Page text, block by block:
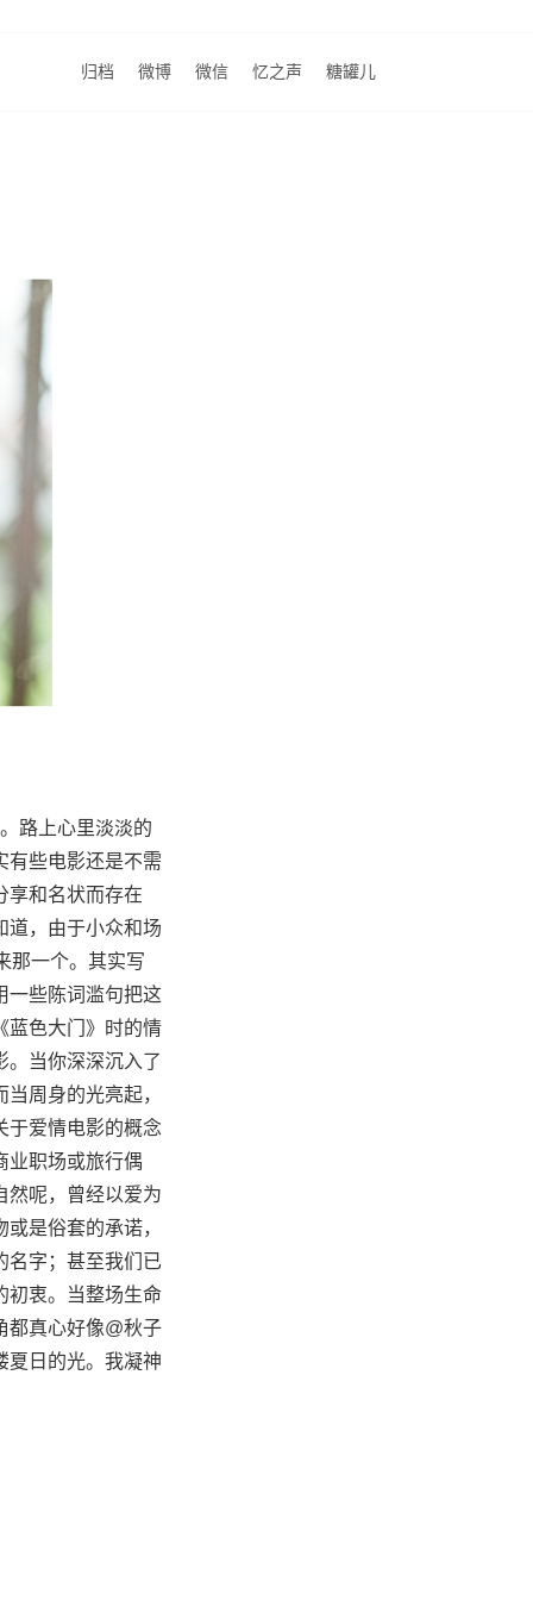
归档 微博 微信 忆之声 糖罐儿
路上心里淡淡的
有些电影还是不需
享和名状而存在
道，由于小众和场
那一个。其实写
一些陈词滥句把这
蓝色大门》时的情
。当你深深沉入了
周身的光亮起，
于爱情电影的概念
业职场或旅行偶
然呢，曾经以爱为
是俗套的承诺，
名字；甚至我们已
初衷。当整场生命
都真心好像@秋子
夏日的光。我凝神